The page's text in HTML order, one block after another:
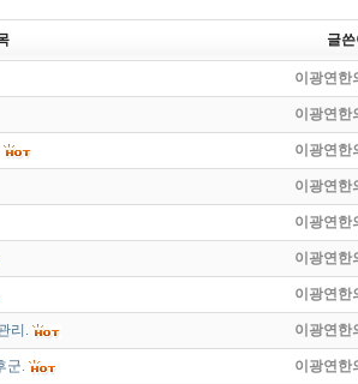
글쓴
이광연한
이광연한
이광연한
이광연한
이광연한
이광연한
이광연한
리. 이광연한
군. 이광연한